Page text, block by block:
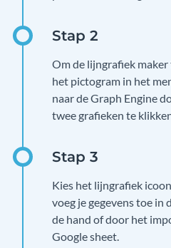
Om de lijngrafiek
het pictogram in het
naar de Graph Engine
twee grafieken te
Kies het lijngrafiek
voeg je gegevens toe in
de hand of door het
Google sheet.